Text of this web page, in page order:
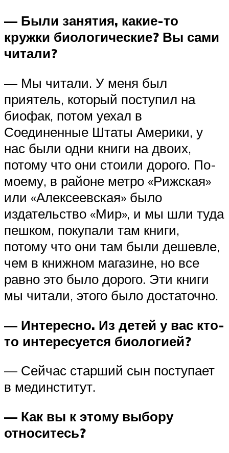
— Были занятия, какие-то
кружки биологические? Вы сами
читали?
— Мы читали. У меня был
приятель, который поступил на
биофак, потом уехал в
Соединенные Штаты Америки, у
нас были одни книги на двоих,
потому что они стоили дорого. По-
моему, в районе метро «Рижская»
или «Алексеевская» было
издательство «Мир», и мы шли туда
пешком, покупали там книги,
потому что они там были дешевле,
чем в книжном магазине, но все
равно это было дорого. Эти книги
мы читали, этого было достаточно.
— Интересно. Из детей у вас кто-
то интересуется биологией?
— Сейчас старший сын поступает
в мединститут.
— Как вы к этому выбору
относитесь?